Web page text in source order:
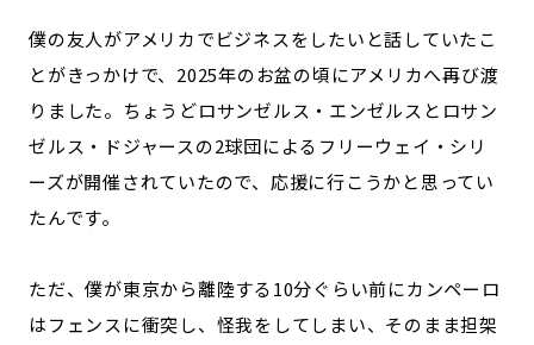
僕の友人がアメリカでビジネスをしたいと話していたこ
とがきっかけで、2025年のお盆の頃にアメリカへ再び渡
りました。ちょうどロサンゼルス・エンゼルスとロサン
ゼルス・ドジャースの2球団によるフリーウェイ・シリ
ーズが開催されていたので、応援に行こうかと思ってい
たんです。
ただ、僕が東京から離陸する10分ぐらい前にカンペーロ
はフェンスに衝突し、怪我をしてしまい、そのまま担架